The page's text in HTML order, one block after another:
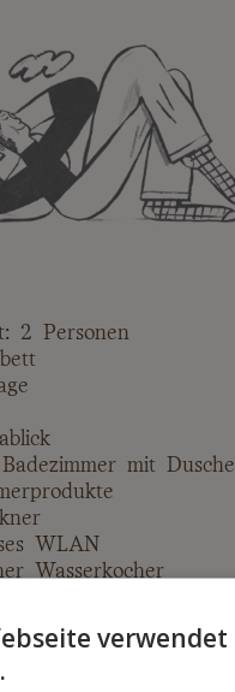
2 Personen
mit Dusche
WLAN
Wasserkocher
verwendet